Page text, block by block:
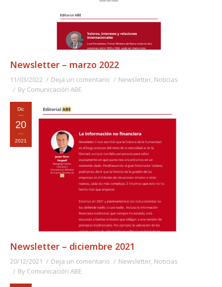
Newsletter – marzo 2022
11/03/2022 Deja un comentario Newsletter, Noticias
By Comunicación ABE
Dic
20
2021
Newsletter – diciembre 2021
20/12/2021 Deja un comentario Newsletter, Noticias
By Comunicación ABE